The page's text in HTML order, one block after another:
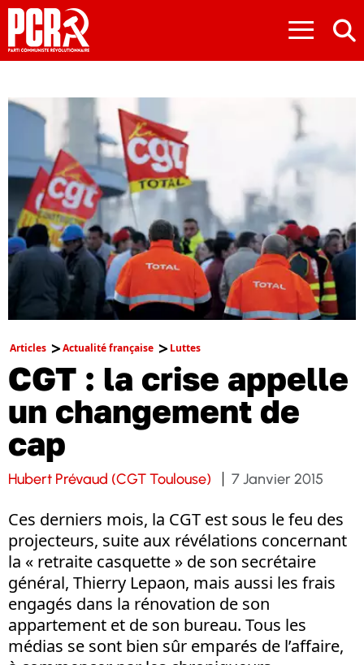
≡
Articles Actualité française Luttes
CGT : la crise appelle
un changement de
cap
Hubert Prévaud (CGT Toulouse) 7 Janvier 2015
Ces derniers mois, la CGT est sous le feu des
projecteurs, suite aux révélations concernant
la « retraite casquette » de son secrétaire
général, Thierry Lepaon, mais aussi les frais
engagés dans la rénovation de son
appartement et de son bureau. Tous les
médias se sont bien sûr emparés de l’affaire,